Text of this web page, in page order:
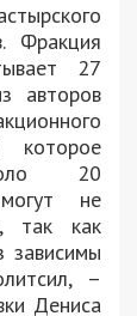
Фракция
27
авторов
которое
20
не
так как
зависимы
–
Дениса